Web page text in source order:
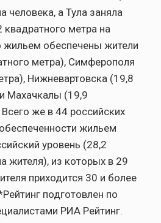
человека, а Тула заняла
квадратного метра на
жильем обеспечены жители
метра), Симферополя
Нижневартовска (19,8
Махачкалы (19,9
же в 44 российских
жильем
уровень (28,2
жителя), из которых в 29
приходится 30 и более
подготовлен по
РИА Рейтинг.